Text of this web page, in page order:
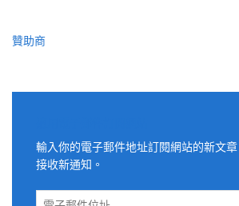
贊助商
輸入你的電子郵件地址訂閱網站的新文
接收新通知。
電